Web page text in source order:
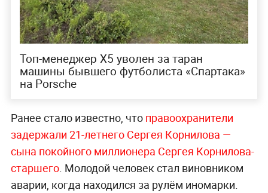
Топ-менеджер Х5 уволен за таран
машины бывшего футболиста «Спартака»
на Porsche
Ранее стало известно, что правоохранители
задержали 21-летнего Сергея Корнилова —
сына покойного миллионера Сергея Корнилова-
старшего. Молодой человек стал виновником
аварии, когда находился за рулём иномарки.